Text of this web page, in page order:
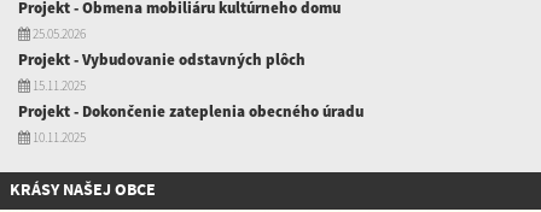
Projekt - Obmena mobiliáru kultúrneho domu
25.05.2026
Projekt - Vybudovanie odstavných plôch
15.11.2025
Projekt - Dokončenie zateplenia obecného úradu
10.11.2025
KRÁSY NAŠEJ OBCE